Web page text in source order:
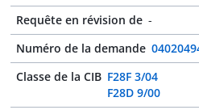
Requête en révision de -
Numéro de la demande
Classe de la CIB F28F 3/04
F28D 9/00